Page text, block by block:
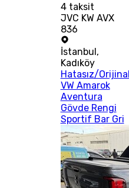
4taksit
JVC KW AVX
836
İstanbul,
Kadıköy
Hatasız/
VW Amarok
Aventura
Gövde Rengi
Sportif Bar Gri